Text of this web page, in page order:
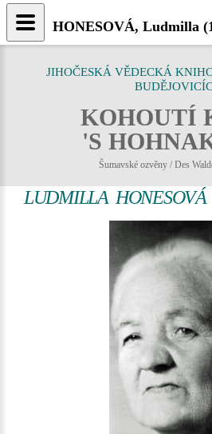
JIHOČESKÁ VĚDECKÁ
KOHOUTÍ
'S
Šumavské ozvěny / Des
LUDMILLA HONESOVÁ
HONESOVÁ, Ludmilla